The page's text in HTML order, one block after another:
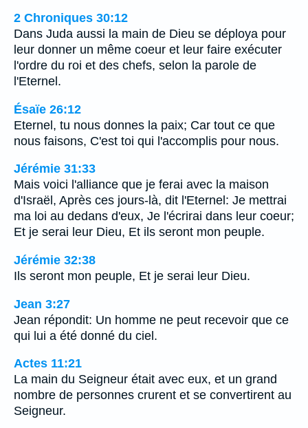
2 Chroniques 30:12
Dans Juda aussi la main de Dieu se déploya pour
leur donner un même coeur et leur faire exécuter
l'ordre du roi et des chefs, selon la parole de
l'Eternel.
Ésaïe 26:12
Eternel, tu nous donnes la paix; Car tout ce que
nous faisons, C'est toi qui l'accomplis pour nous.
Jérémie 31:33
Mais voici l'alliance que je ferai avec la maison
d'Israël, Après ces jours-là, dit l'Eternel: Je mettrai
ma loi au dedans d'eux, Je l'écrirai dans leur coeur;
Et je serai leur Dieu, Et ils seront mon peuple.
Jérémie 32:38
Ils seront mon peuple, Et je serai leur Dieu.
Jean 3:27
Jean répondit: Un homme ne peut recevoir que ce
qui lui a été donné du ciel.
Actes 11:21
La main du Seigneur était avec eux, et un grand
nombre de personnes crurent et se convertirent au
Seigneur.